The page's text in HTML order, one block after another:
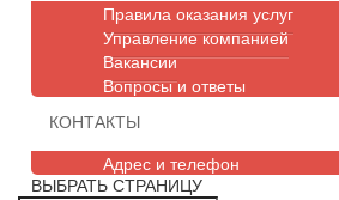
Правила оказания услуг
Управление компанией
Вакансии
Вопросы и ответы
КОНТАКТЫ
Адрес и телефон
ВЫБРАТЬ СТРАНИЦУ